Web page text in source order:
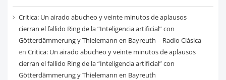
Critica: Un airado abucheo y veinte minutos de aplausos
cierran el fallido Ring de la “Inteligencia artificial” con
Götterdämmerung y Thielemann en Bayreuth – Radio Clásica
en Critica: Un airado abucheo y veinte minutos de aplausos
cierran el fallido Ring de la “Inteligencia artificial” con
Götterdämmerung y Thielemann en Bayreuth